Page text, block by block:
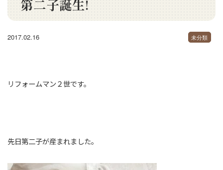
第二子誕生!
2017.02.16 未分類
リフォームマン２世です。
先日第二子が産まれました。